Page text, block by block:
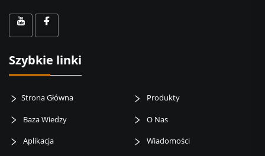
Szybkie linki
Strona Główna Produkty
Baza Wiedzy O Nas
Aplikacja Wiadomości